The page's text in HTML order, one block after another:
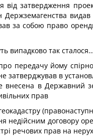
затвердження
за собою право
випадково так
передачу йому
затверджував в
внесена в Державний
прав
договору
речових прав на